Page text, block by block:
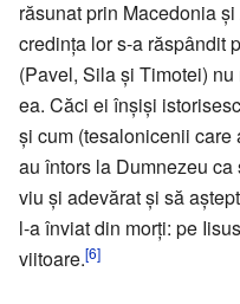
răsunat prin Macedonia
credinţa lor s-a răspândit
(Pavel, Sila şi Timotei)
ea. Căci ei înşişi
şi cum (tesalonicenii
au întors la Dumnezeu
viu şi adevărat şi să
l-a înviat din morţi: pe
viitoare.[6]